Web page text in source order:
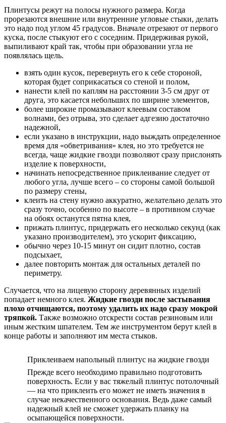
Плинтусы режут на полосы нужного размера. Когда
прорезаются внешние или внутренние угловые стыки, делать
это надо под углом 45 градусов. Вначале отрезают от первого
куска, после стыкуют его с соседним. Придерживая рукой,
выпиливают край так, чтобы при образовании угла не
появлялась щель.
взять один кусок, перевернуть его к себе стороной,
которая будет соприкасаться со стеной и полом,
нанести клей по каплям на расстоянии 3-5 см друг от
друга, это касается небольших по ширине элементов,
более широкие промазывают клеевым составом
волнами, без отрыва, это сделает адгезию достаточно
надежной,
если указано в инструкции, надо выждать определенное
время для «обветривания» клея, но это требуется не
всегда, чаще жидкие гвозди позволяют сразу прислонять
изделие к поверхности,
начинать непосредственное приклеивание следует от
любого угла, лучше всего – со стороны самой большой
по размеру стены,
клеить на стену нужно аккуратно, желательно делать это
сразу точно, особенно по высоте – в противном случае
на обоях останутся пятна клея,
прижать плинтус, придержать его несколько секунд (как
указано производителем), это ускорит фиксацию,
обычно через 10-15 минут он сидит плотно, состав
подсыхает,
далее повторить монтаж для остальных деталей по
периметру.
Случается, что на лицевую сторону деревянных изделий
попадает немного клея. Жидкие гвозди после застывания
плохо отчищаются, поэтому удалить их надо сразу мокрой
тряпкой. Также возможно отскрести состав резиновым или
иным жестким шпателем. Тем же инструментом берут клей в
конце работы и заполняют им места стыков.
Приклеиваем напольный плинтус на жидкие гвозди
Прежде всего необходимо правильно подготовить
поверхность. Если у вас тяжелый плинтус потолочный
— на что приклеить его может не иметь значения в
случае некачественного основания. Ведь даже самый
надежный клей не сможет удержать планку на
осыпающейся поверхности.